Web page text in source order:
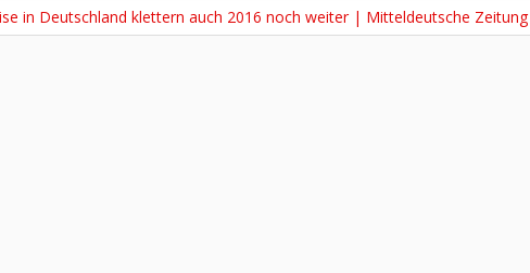
in Deutschland klettern auch 2016 noch weiter | Mitteldeutsche Zeitung